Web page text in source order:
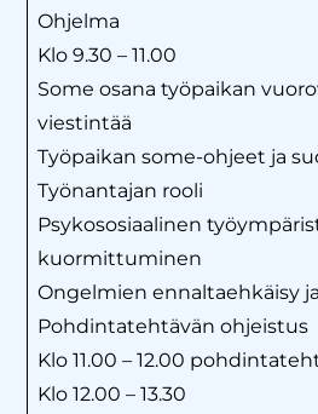
Ohjelma
Klo 9.30 – 11.00
Some osana työpaikan
viestintää
Työpaikan some-ohjeet ja
Työnantajan rooli
Psykososiaalinen
kuormittuminen
Ongelmien ennaltaehkäisy
Pohdintatehtävän ohjeistus
Klo 11.00 – 12.00
Klo 12.00 – 13.30